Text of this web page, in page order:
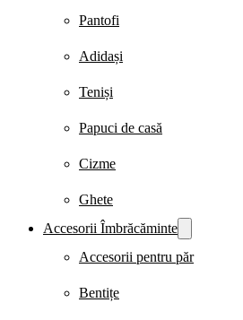
Pantofi
Adidași
Teniși
Papuci de casă
Cizme
Ghete
Accesorii Îmbrăcăminte
Accesorii pentru păr
Bentițe